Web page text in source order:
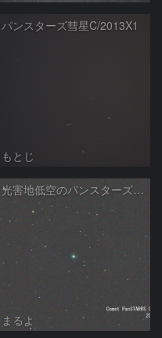
パンスターズ彗星C/2013X1
もとじ
光害地低空のパンスターズ彗星
まるよ